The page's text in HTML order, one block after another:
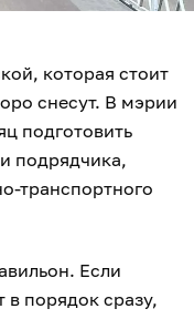
которая стоит
снесут. В мэрии
подготовить
подрядчика,
транспортного
Если
в порядок сразу,